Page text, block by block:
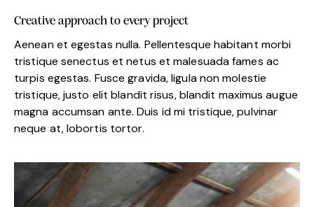
Creative approach to every project
Aenean et egestas nulla. Pellentesque habitant morbi
tristique senectus et netus et malesuada fames ac
turpis egestas. Fusce gravida, ligula non molestie
tristique, justo elit blandit risus, blandit maximus augue
magna accumsan ante. Duis id mi tristique, pulvinar
neque at, lobortis tortor.